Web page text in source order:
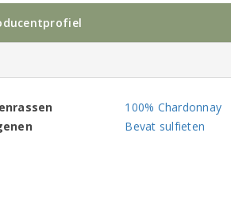
100% Chardonnay
Bevat sulfieten